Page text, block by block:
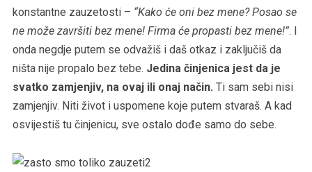
konstantne zauzetosti – “Kako će oni bez mene? Posao se
ne može završiti bez mene! Firma će propasti bez mene!”. I
onda negdje putem se odvažiš i daš otkaz i zaključiš da
ništa nije propalo bez tebe. Jedina činjenica jest da je
svatko zamjenjiv, na ovaj ili onaj način. Ti sam sebi nisi
zamjenjiv. Niti život i uspomene koje putem stvaraš. A kad
osvijestiš tu činjenicu, sve ostalo dođe samo do sebe.